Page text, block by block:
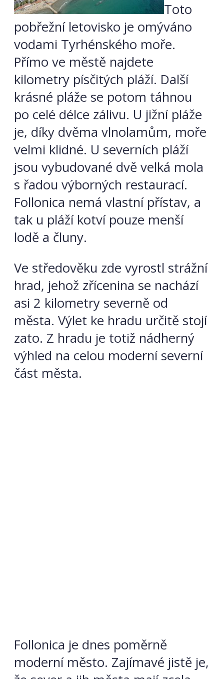
Toto
pobřežní letovisko je omýváno
vodami Tyrhénského moře.
Přímo ve městě najdete
kilometry písčitých pláží. Další
krásné pláže se potom táhnou
po celé délce zálivu. U jižní pláže
je, díky dvěma vlnolamům, moře
velmi klidné. U severních pláží
jsou vybudované dvě velká mola
s řadou výborných restaurací.
Follonica nemá vlastní přístav, a
tak u pláží kotví pouze menší
lodě a čluny.
Ve středověku zde vyrostl strážní
hrad, jehož zřícenina se nachází
asi 2 kilometry severně od
města. Výlet ke hradu určitě stojí
zato. Z hradu je totiž nádherný
výhled na celou moderní severní
část města.
Follonica je dnes poměrně
moderní město. Zajímavé jistě je,